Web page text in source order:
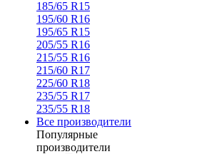
185/65 R15
195/60 R16
195/65 R15
205/55 R16
215/55 R16
215/60 R17
225/60 R18
235/55 R17
235/55 R18
Все производители
Популярные
производители